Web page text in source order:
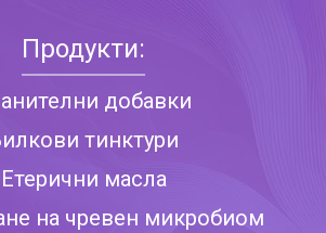
Продукти:
добавки
тинктури
Етерични масла
на чревен микробиом